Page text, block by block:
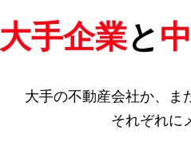
大手企業と
大手の不動産会社か、ま
それぞれに